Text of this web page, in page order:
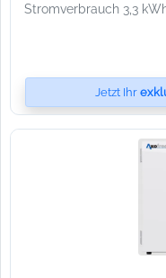
Stromverbrauch 3,3
Jetzt Ihr